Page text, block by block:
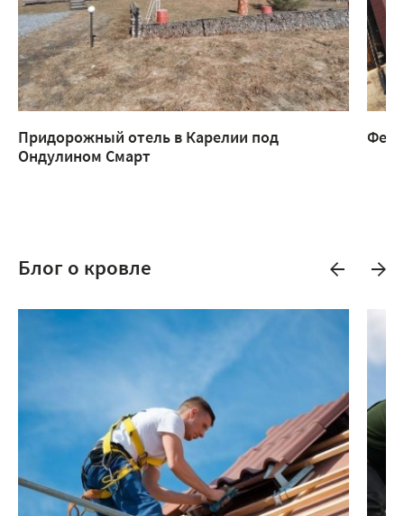
Придорожный отель в Карелии под
Ондулином Смарт
Блог о кровле